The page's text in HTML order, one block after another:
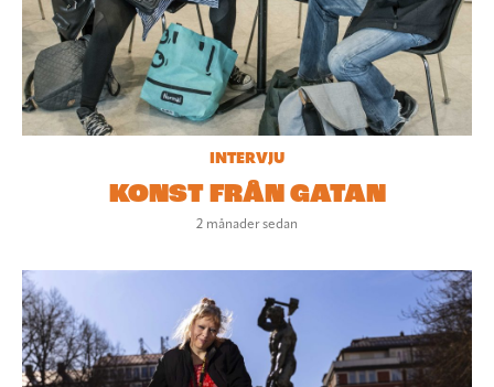
INTERVJU
KONST FRÅN GATAN
2 månader sedan